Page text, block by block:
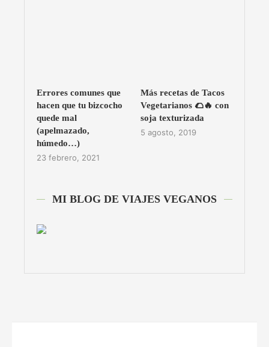
Errores comunes que
hacen que tu bizcocho
quede mal
(apelmazado,
húmedo…)
23 febrero, 2021
Más recetas de Tacos
Vegetarianos 🌮🔥 con
soja texturizada
5 agosto, 2019
MI BLOG DE VIAJES VEGANOS